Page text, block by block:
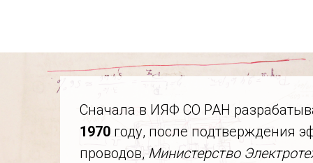
Сначала в ИЯФ СО РАН
1970 году, после подтверждения
проводов, Министерство